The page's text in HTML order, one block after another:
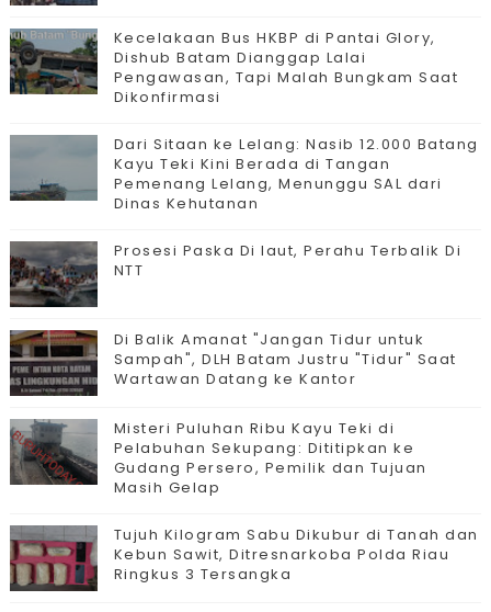
Kecelakaan Bus HKBP di Pantai Glory,
Dishub Batam Dianggap Lalai
Pengawasan, Tapi Malah Bungkam Saat
Dikonfirmasi
Dari Sitaan ke Lelang: Nasib 12.000 Batang
Kayu Teki Kini Berada di Tangan
Pemenang Lelang, Menunggu SAL dari
Dinas Kehutanan
Prosesi Paska Di laut, Perahu Terbalik Di
NTT
Di Balik Amanat "Jangan Tidur untuk
Sampah", DLH Batam Justru "Tidur" Saat
Wartawan Datang ke Kantor
Misteri Puluhan Ribu Kayu Teki di
Pelabuhan Sekupang: Dititipkan ke
Gudang Persero, Pemilik dan Tujuan
Masih Gelap
Tujuh Kilogram Sabu Dikubur di Tanah dan
Kebun Sawit, Ditresnarkoba Polda Riau
Ringkus 3 Tersangka